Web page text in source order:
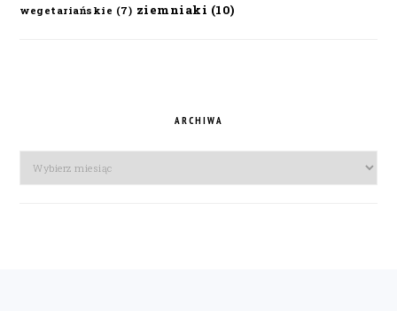
wegetariańskie (7) ziemniaki (10)
ARCHIWA
Archiwa